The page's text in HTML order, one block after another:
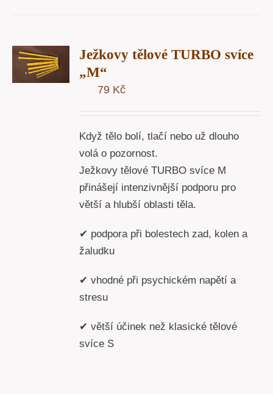
Ježkovy tělové TURBO svíce
„M“
79 Kč
Když tělo bolí, tlačí nebo už dlouho
volá o pozornost.
Ježkovy tělové TURBO svíce M
přinášejí intenzivnější podporu pro
větší a hlubší oblasti těla.
✔ podpora při bolestech zad, kolen a
žaludku
✔ vhodné při psychickém napětí a
stresu
✔ větší účinek než klasické tělové
svíce S